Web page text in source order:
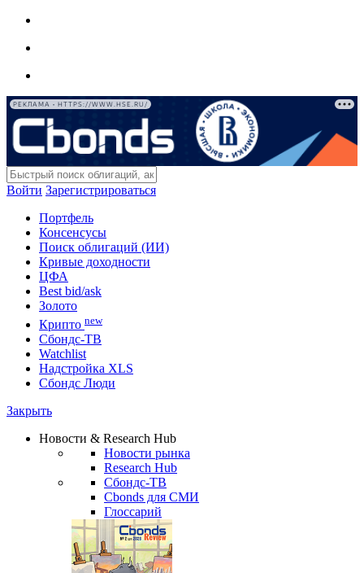
РЕКЛАМА • HTTPS://WWW.HSE.RU/
Войти Зарегистрироваться
Портфель
Консенсусы
Поиск облигаций (ИИ)
Кривые доходности
ЦФА
Best bid/ask
Золото
Крипто new
Сбондс-ТВ
Watchlist
Надстройка XLS
Сбондс Люди
Закрыть
Новости & Research Hub
Новости рынка
Research Hub
Сбондс-ТВ
Cbonds для СМИ
Глоссарий